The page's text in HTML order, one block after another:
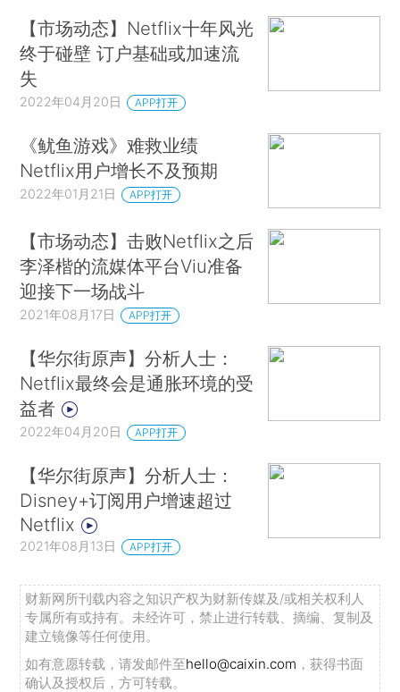
【市场动态】Netflix十年风光
终于碰壁 订户基础或加速流
失
2022年04月20日 APP打开
《鱿鱼游戏》难救业绩
Netflix用户增长不及预期
2022年01月21日 APP打开
【市场动态】击败Netflix之后
李泽楷的流媒体平台Viu准备
迎接下一场战斗
2021年08月17日 APP打开
【华尔街原声】分析人士：
Netflix最终会是通胀环境的受
益者
2022年04月20日 APP打开
【华尔街原声】分析人士：
Disney+订阅用户增速超过
Netflix
2021年08月13日 APP打开
财新网所刊载内容之知识产权为财新传媒及/或相关权利人
专属所有或持有。未经许可，禁止进行转载、摘编、复制及
建立镜像等任何使用。
如有意愿转载，请发邮件至hello@caixin.com ，获得书面
确认及授权后，方可转载。